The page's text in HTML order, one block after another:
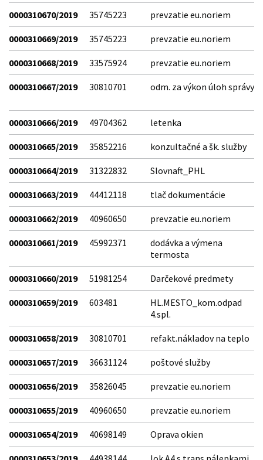
0000310670/2019 35745223 prevzatie eu.noriem
0000310669/2019 35745223 prevzatie eu.noriem
0000310668/2019 33575924 prevzatie eu.noriem
0000310667/2019 30810701 odm. za výkon úloh správy
0000310666/2019 49704362 letenka
0000310665/2019 35852216 konzultačné a šk. služby
0000310664/2019 31322832 Slovnaft_PHL
0000310663/2019 44412118 tlač dokumentácie
0000310662/2019 40960650 prevzatie eu.noriem
0000310661/2019 45992371
dodávka a výmena
termosta
0000310660/2019 51981254 Darčekové predmety
0000310659/2019 603481
HL.MESTO_kom.odpad
4.spl.
0000310658/2019 30810701 refakt.nákladov na teplo
0000310657/2019 36631124 poštové služby
0000310656/2019 35826045 prevzatie eu.noriem
0000310655/2019 40960650 prevzatie eu.noriem
0000310654/2019 40698149 Oprava okien